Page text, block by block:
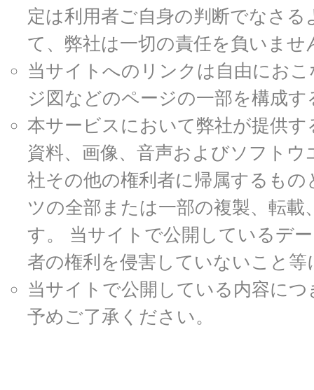
定は利用者ご自身の判断でなさ
て、弊社は一切の責任を負いませ
当サイトへのリンクは自由にお
ジ図などのページの一部を構成
本サービスにおいて弊社が提供
資料、画像、音声およびソフト
社その他の権利者に帰属するも
ツの全部または一部の複製、転
す。 当サイトで公開しているデ
者の権利を侵害していないこと
当サイトで公開している内容に
予めご了承ください。